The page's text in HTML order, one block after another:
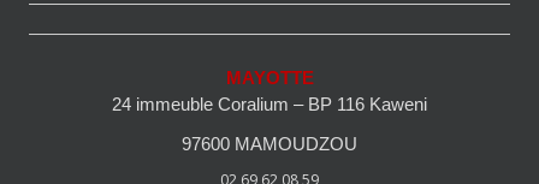
MAYOTTE
24 immeuble Coralium – BP 116 Kaweni
97600 MAMOUDZOU
02 69 62 08 59